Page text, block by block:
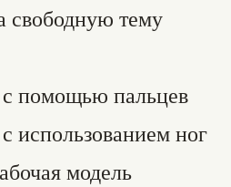
свободную тему
помощью пальцев
использованием ног
модель